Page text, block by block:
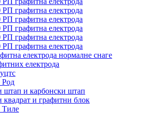
РП графитна електрода
РП графитна електрода
РП графитна електрода
РП графитна електрода
РП графитна електрода
електрода нормалне снаге
електрода
Род
штап и карбонски штап
квадрат и графитни блок
Тиле